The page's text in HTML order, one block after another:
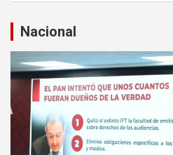
a
r
Nacional